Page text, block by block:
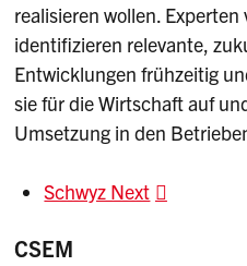
realisieren wollen. Experten
identifizieren relevante,
Entwicklungen frühzeitig
sie für die Wirtschaft auf
Umsetzung in den
Schwyz Next
CSEM